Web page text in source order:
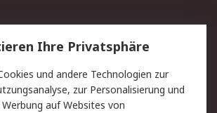
Lieferlösungen
Kontakt
Privatkunden
Ihre Privatsphäre
und andere Technologien zur
zur Personalisierung und
auf Websites von